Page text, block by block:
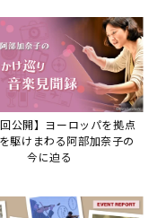
イブ＆トークレポート